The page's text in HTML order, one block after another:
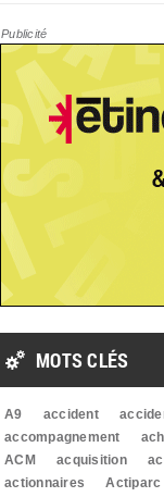
Publicité
MOTS CLÉS
A9 accident
accompagnement
ACM
acquisition
actionnaires
Actiparc